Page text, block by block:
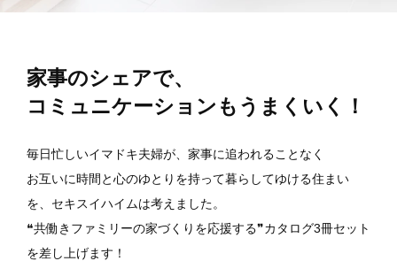
家事のシェアで、
コミュニケーションもうまくいく！
毎日忙しいイマドキ夫婦が、家事に追われることなく
お互いに時間と心のゆとりを持って暮らしてゆける住まい
を、セキスイハイムは考えました。
❝共働きファミリーの家づくりを応援する❞カタログ3冊セット
を差し上げます！